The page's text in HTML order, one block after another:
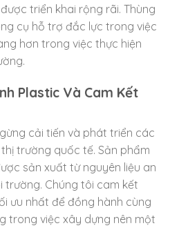
triển khai rộng rãi. Thùng
cụ hỗ trợ đắc lực trong việc
hơn trong việc thực hiện
Plastic Và Cam Kết
cải tiến và phát triển các
trường quốc tế. Sản phẩm
sản xuất từ nguyên liệu an
trường. Chúng tôi cam kết
ưu nhất để đồng hành cùng
trong việc xây dựng nên một